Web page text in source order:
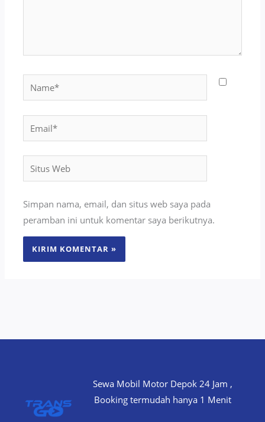
Name*
Situs
Web
Simpan nama, email, dan situs web saya pada
peramban ini untuk komentar saya berikutnya.
Sewa Mobil Motor Depok 24 Jam ,
Booking termudah hanya 1 Menit